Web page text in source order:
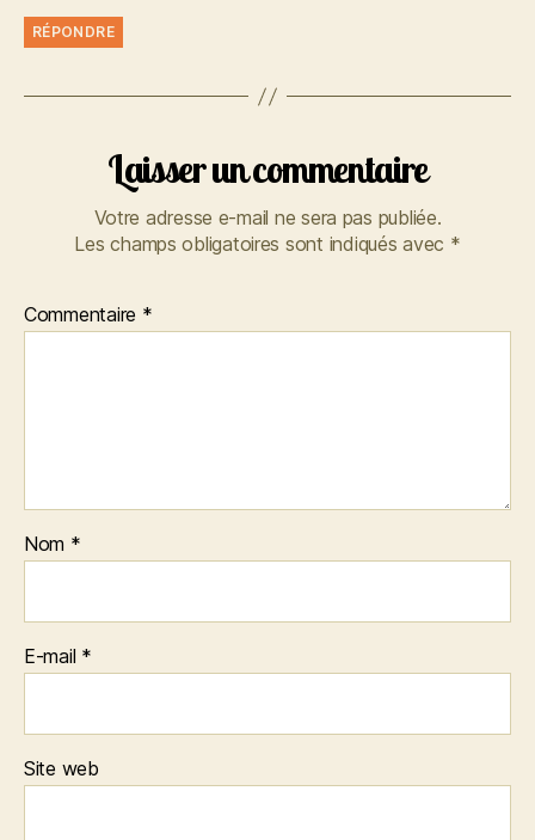
RÉPONDRE
Laisser un commentaire
Votre adresse e-mail ne sera pas publiée.
Les champs obligatoires sont indiqués avec *
Commentaire *
Nom *
E-mail *
Site web